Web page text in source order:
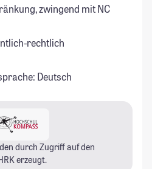
zwingend mit NC
rechtlich
Deutsch
durch Zugriff auf den
erzeugt.